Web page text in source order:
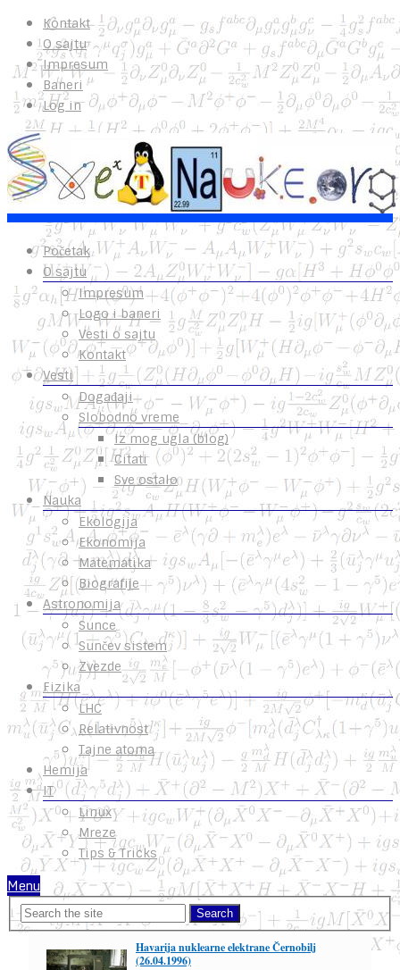
Kontakt
O sajtu
Impresum
Baneri
Log in
Početak
O sajtu
Impresum
Logo i baneri
Vesti o sajtu
Kontakt
Vesti
Događaji
Slobodno vreme
Iz mog ugla (blog)
Citati
Sve ostalo
Nauka
Ekologija
Ekonomija
Matematika
Biografije
Astronomija
Sunce
Sunčev sistem
Zvezde
Fizika
LHC
Relativnost
Tajne atoma
Hemija
IT
Linux
Mreze
Tips & Tricks
Menu
Havarija nuklearne elektrane Černobilj
(26.04.1996)